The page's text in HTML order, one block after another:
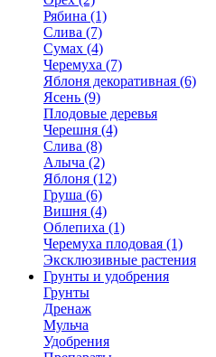
Рябина (1)
Слива (7)
Сумах (4)
Черемуха (7)
Яблоня декоративная (6)
Ясень (9)
Плодовые деревья
Черешня (4)
Слива (8)
Алыча (2)
Яблоня (12)
Груша (6)
Вишня (4)
Облепиха (1)
Черемуха плодовая (1)
Эксклюзивные растения
Грунты и удобрения
Грунты
Дренаж
Мульча
Удобрения